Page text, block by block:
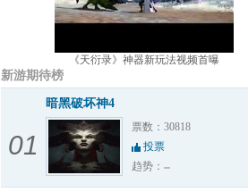
《天衍录》神器新玩法视频首曝
新游期待榜
01
暗黑破坏神4
票数：30818
投票
趋势：